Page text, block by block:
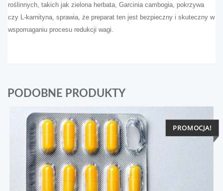
roślinnych, takich jak zielona herbata, Garcinia cambogia, pokrzywa
czy L-karnityna, sprawia, że preparat ten jest bezpieczny i skuteczny w
wspomaganiu procesu redukcji wagi.
PODOBNE PRODUKTY
PROMOCJA!